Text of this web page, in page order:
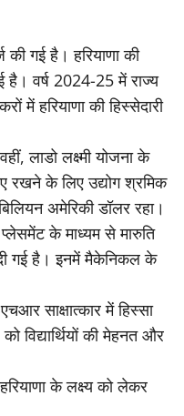
की गई है। हरियाणा की
है। वर्ष 2024-25 में राज्य
में हरियाणा की हिस्सेदारी
लाडो लक्ष्मी योजना के
रखने के लिए उद्योग श्रमिक
अमेरिकी डॉलर रहा।
के माध्यम से मारुति
दी गई है। इनमें मैकेनिकल के
साक्षात्कार में हिस्सा
विद्यार्थियों की मेहनत और
के लक्ष्य को लेकर